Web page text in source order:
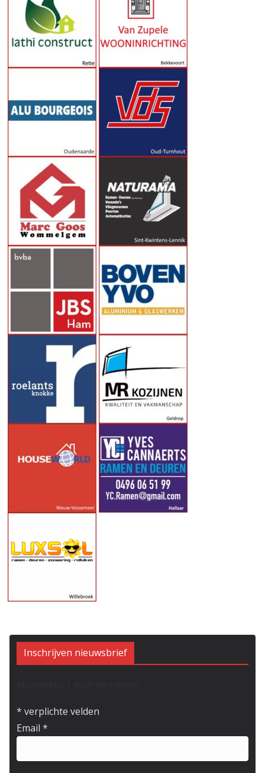
Inschrijven nieuwsbrief
* verplichte velden
Email *